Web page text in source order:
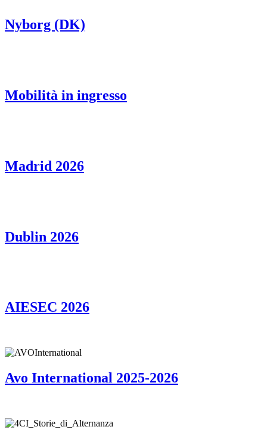
Nyborg (DK)
Mobilità in ingresso
Madrid 2026
Dublin 2026
AIESEC 2026
Avo International 2025-2026